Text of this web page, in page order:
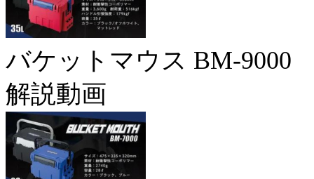
バケットマウス BM-9000
解説動画